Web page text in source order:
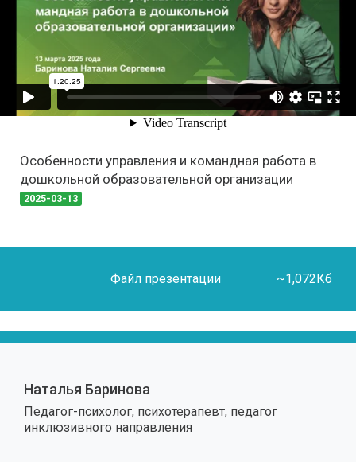
Особенности управления и командная работа в
дошкольной образовательной организации
2025-03-13
Файл презентации ~1,072Кб
Наталья Баринова
Педагог-психолог, психотерапевт, педагог
инклюзивного направления